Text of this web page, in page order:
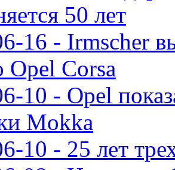
50 лет
16 - Irmscher
Opel Corsa
10 - Opel
Mokka
10 - 25 лет